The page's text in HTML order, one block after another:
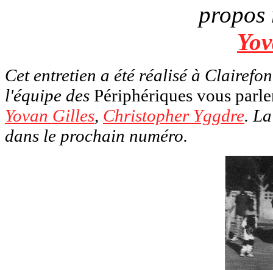
Cet entretien a été réalisé à
l'équipe des Périphériques vous
Yovan Gilles, Christopher Yggdre.
dans le prochain numéro.